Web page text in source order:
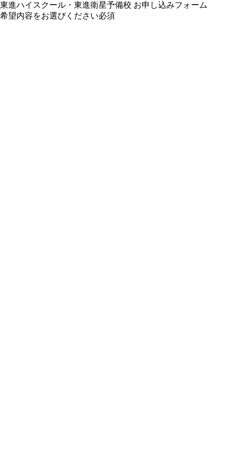
東進ハイスクール・東進衛星予備校 お申し込みフォーム
希望内容をお選びください必須